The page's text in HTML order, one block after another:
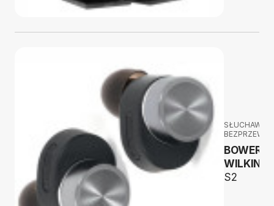
SŁUCHAWKI
BOWERS
WILKINS
S2